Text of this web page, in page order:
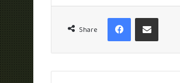
Share
FacebookShare via Email